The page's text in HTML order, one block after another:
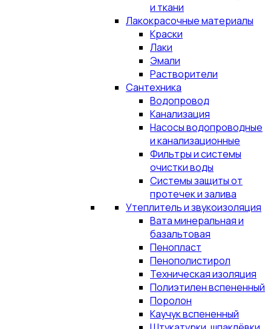
и ткани
Лакокрасочные материалы
Краски
Лаки
Эмали
Растворители
Сантехника
Водопровод
Канализация
Насосы водопроводные
и канализационные
Фильтры и системы
очистки воды
Системы защиты от
протечек и залива
Утеплитель и звукоизоляция
Вата минеральная и
базальтовая
Пенопласт
Пенополистирол
Техническая изоляция
Полиэтилен вспененный
Поролон
Каучук вспененный